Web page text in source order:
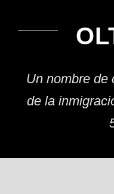
Un nombre de
de la